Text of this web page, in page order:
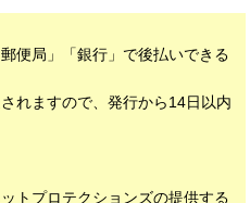
便局」「銀行」で後払いできる
れますので、発行から14日以内
トプロテクションズの提供する